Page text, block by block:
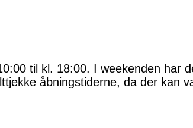
til kl. 18:00. I weekenden har
åbningstiderne, da der kan